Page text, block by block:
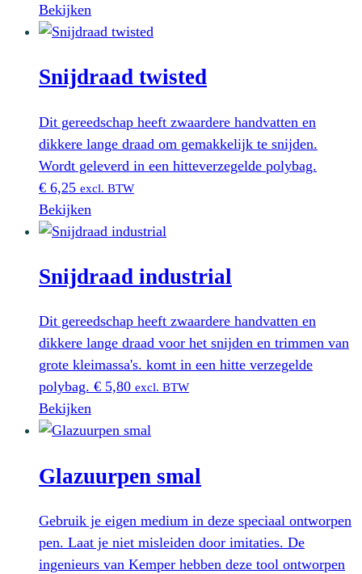
Bekijken
Snijdraad twisted
Dit gereedschap heeft zwaardere handvatten en
dikkere lange draad om gemakkelijk te snijden.
Wordt geleverd in een hitteverzegelde polybag.
€ 6,25 excl. BTW
Bekijken
Snijdraad industrial
Dit gereedschap heeft zwaardere handvatten en
dikkere lange draad voor het snijden en trimmen van
grote kleimassa's. komt in een hitte verzegelde
polybag. € 5,80 excl. BTW
Bekijken
Glazuurpen smal
Gebruik je eigen medium in deze speciaal ontworpen
pen. Laat je niet misleiden door imitaties. De
ingenieurs van Kemper hebben deze tool ontworpen